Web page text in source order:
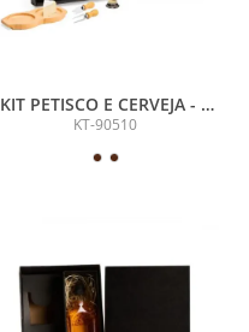
KIT PETISCO E CERVEJA - 5
PÇS
KT-90510